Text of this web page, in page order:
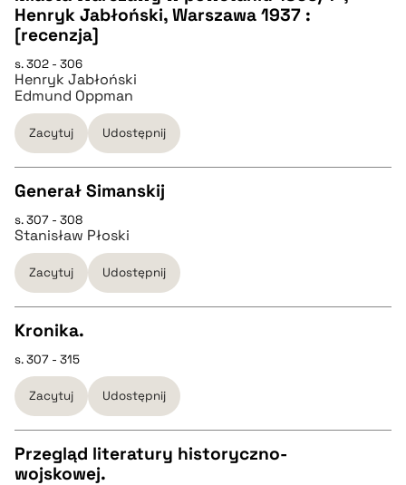
CZYSTY TEKST
pobierz cytat
BIBTEX
pobierz cytat
Henryk Jabłoński, Warszawa 1937 :
[recenzja]
s. 302 - 306
Henryk Jabłoński
Edmund Oppman
Zacytuj Udostępnij
CZYSTY TEKST
pobierz cytat
BIBTEX
pobierz cytat
Generał Simanskij
s. 307 - 308
Stanisław Płoski
Zacytuj Udostępnij
CZYSTY TEKST
pobierz cytat
BIBTEX
Kronika.
s. 307 - 315
Zacytuj Udostępnij
Przegląd literatury historyczno-
wojskowej.